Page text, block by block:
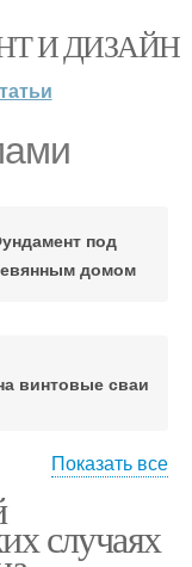
И ДИЗАЙН
под
домом
винтовые сваи
Показать все
случаях